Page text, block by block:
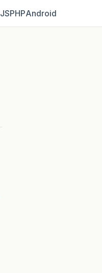
JSPHPAndroid